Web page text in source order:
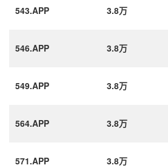
543.APP 3.8万
546.APP 3.8万
549.APP 3.8万
564.APP 3.8万
571.APP 3.8万